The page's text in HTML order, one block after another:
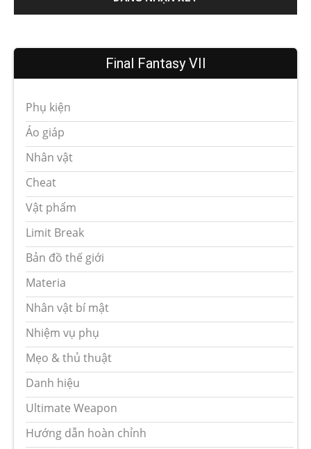
Final Fantasy VII
Phụ kiện
Áo giáp
Nhân vật
Cheat
Vật phẩm
Limit Break
Bản đồ thế giới
Materia
Nhân vật bí mật
Nhiệm vụ phụ
Mẹo & thủ thuật
Danh hiệu
Ultimate Weapon
Hướng dẫn hoàn chỉnh